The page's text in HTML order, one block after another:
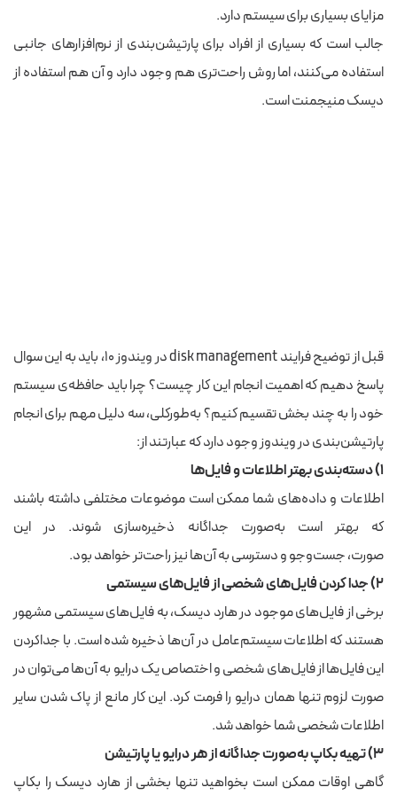
مزایای بسیاری برای سیستم دارد.
جالب است که بسیاری از افراد برای پارتیشن‌بندی از نرم‌افزارهای جانبی
استفاده می‌کنند، اما روش‌ راحت‌تری هم وجود دارد و آن هم استفاده از
دیسک منیجمنت است.
قبل از توضیح فرایند disk management در ویندوز ۱۰، باید به این سوال
پاسخ دهیم کهاهمیت انجام این کار چیست؟چرا باید حافظه‌ی سیستم
خود را به چند بخش تقسیم کنیم؟ به‌طورکلی، سه دلیل مهم برای انجام
پارتیشن‌بندی در ویندوز وجود دارد که عبارتند از:
۱) دسته‌بندی بهتر اطلاعات و فایل‌ها
اطلاعات و داده‌های شما ممکن است موضوعات مختلفی داشته باشند
که بهتر است به‌صورت جداگانه ذخیره‌سازی شوند. در این
صورت، جست‌وجو و دسترسی به آن‌ها نیز راحت‌تر خواهد بود.
۲) جدا کردن فایل‌های شخصی از فایل‌های سیستمی
برخی از فایل‌های موجود در هارد دیسک، به فایل‌های سیستمی مشهور
هستند که اطلاعات سیستم‌عامل در آن‌ها ذخیره شده است. با جداکردن
این فایل‌ها از فایل‌های شخصی و اختصاص یک درایو به آن‌ها می‌توان در
صورت لزوم تنها همان درایو را فرمت کرد. این کار مانع از پاک شدن سایر
اطلاعات شخصی شما خواهد شد.
۳) تهیه بکاپ به‌صورت جداگانه از هر درایو یا پارتیشن
گاهی اوقات ممکن است بخواهید تنها بخشی از هارد دیسک را بکاپ